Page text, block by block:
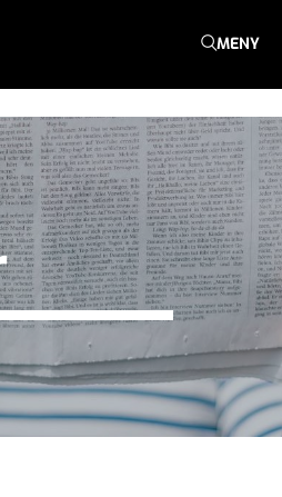
MENY